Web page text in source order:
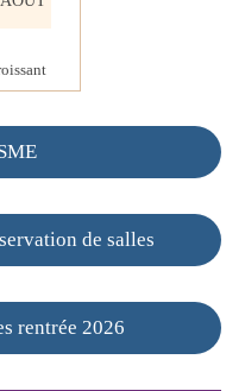
de salles
rentrée 2026